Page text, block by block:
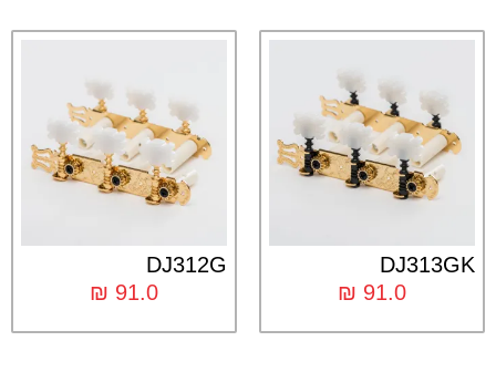
DJ313GK
₪ 91.0
DJ312G
₪ 91.0